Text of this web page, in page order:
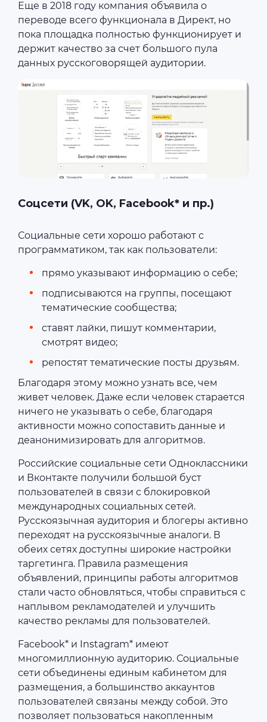
Еще в 2018 году компания объявила о
переводе всего функционала в Директ, но
пока площадка полностью функционирует и
держит качество за счет большого пула
данных русскоговорящей аудитории.
Соцсети (VK, OK, Facebook* и пр.)
Социальные сети хорошо работают с
программатиком, так как пользователи:
прямо указывают информацию о себе;
подписываются на группы, посещают
тематические сообщества;
ставят лайки, пишут комментарии,
смотрят видео;
репостят тематические посты друзьям.
Благодаря этому можно узнать все, чем
живет человек. Даже если человек старается
ничего не указывать о себе, благодаря
активности можно сопоставить данные и
деанонимизировать для алгоритмов.
Российские социальные сети Одноклассники
и Вконтакте получили большой буст
пользователей в связи с блокировкой
международных социальных сетей.
Русскоязычная аудитория и блогеры активно
переходят на русскоязычные аналоги. В
обеих сетях доступны широкие настройки
таргетинга. Правила размещения
объявлений, принципы работы алгоритмов
стали часто обновляться, чтобы справиться с
наплывом рекламодателей и улучшить
качество рекламы для пользователей.
Facebook* и Instagram* имеют
многомиллионную аудиторию. Социальные
сети объединены единым кабинетом для
размещения, а большинство аккаунтов
пользователей связаны между собой. Это
позволяет пользоваться накопленным